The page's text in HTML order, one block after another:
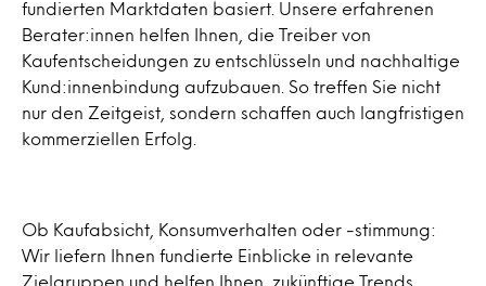
fundierten Marktdaten basiert. Unsere erfahrenen
Berater:innen helfen Ihnen, die Treiber von
Kaufentscheidungen zu entschlüsseln und nachhaltige
Kund:innenbindung aufzubauen. So treffen Sie nicht
nur den Zeitgeist, sondern schaffen auch langfristigen
kommerziellen Erfolg.
Ob Kaufabsicht, Konsumverhalten oder -stimmung:
Wir liefern Ihnen fundierte Einblicke in relevante
Zielgruppen und helfen Ihnen, zukünftige Trends